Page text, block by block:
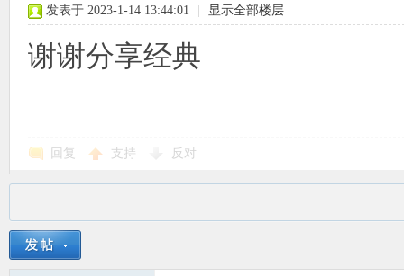
发表于 2023-1-14 13:44:01 显示全部楼层
谢谢分享经典
回复 支持 反对